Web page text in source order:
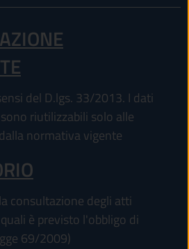
del D.lgs. 33/2013. I dati
riutilizzabili solo alle
normativa vigente
consultazione degli atti
è previsto l'obbligo di
69/2009)